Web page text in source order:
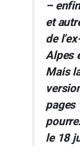
–
et
de
Alpes
Mais
pages
le 18